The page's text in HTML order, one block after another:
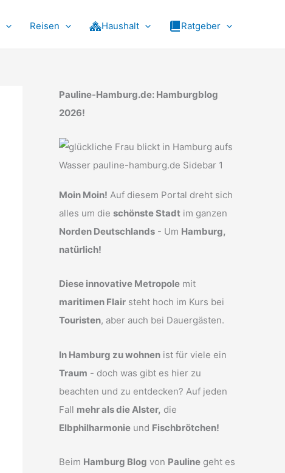
Reisen Haushalt Ratgeber
Pauline-Hamburg.de: Hamburgblog
2026!
Moin Moin! Auf diesem Portal dreht sich
alles um die schönste Stadt im ganzen
Norden Deutschlands - Um Hamburg,
natürlich!
Diese innovative Metropole mit
maritimen Flair steht hoch im Kurs bei
Touristen, aber auch bei Dauergästen.
In Hamburg zu wohnen ist für viele ein
Traum - doch was gibt es hier zu
beachten und zu entdecken? Auf jeden
Fall mehr als die Alster, die
Elbphilharmonie und Fischbrötchen!
Beim Hamburg Blog von Pauline geht es